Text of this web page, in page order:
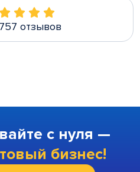
отзывов
с нуля —
бизнес!